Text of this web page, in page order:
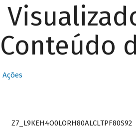
Conteúdo
Ações
Z7_L9KEH4O0LORH80ALCLTPF80S92